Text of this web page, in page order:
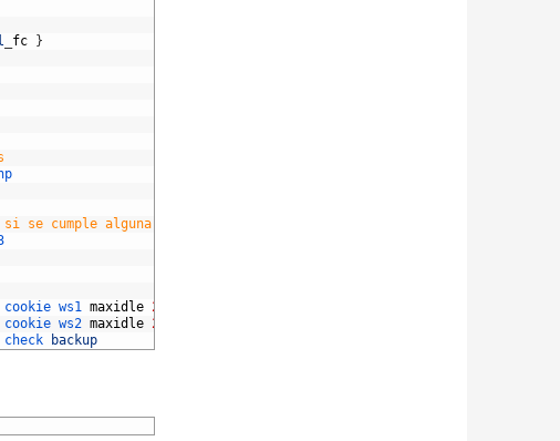
fc }
se cumple alguna ACL
cookie ws1 maxidle 20h13m20s
cookie ws2 maxidle 20h13m20s
check backup